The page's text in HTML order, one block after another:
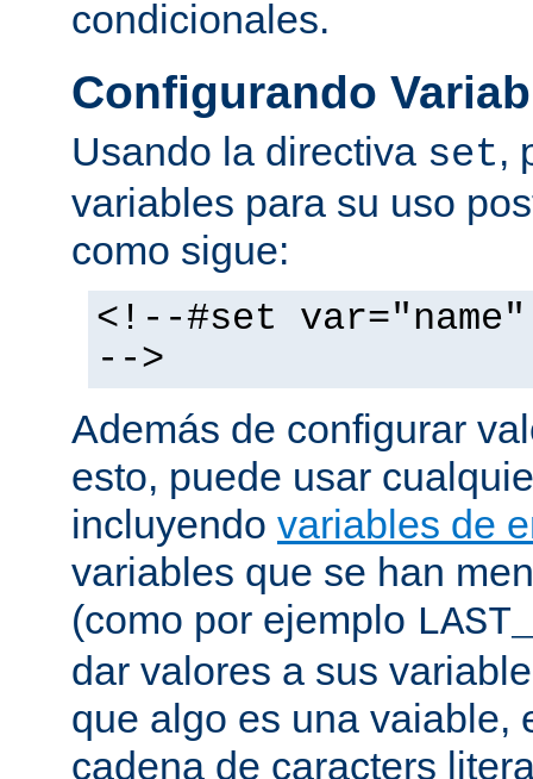
condicionales.
Configurando
Usando la directiva set,
variables para su uso
como sigue:
<!--#set
-->
Además de configurar
esto, puede usar
incluyendo variables de
variables que se han
(como por ejemplo
dar valores a sus
que algo es una vaiable,
cadena de caracters